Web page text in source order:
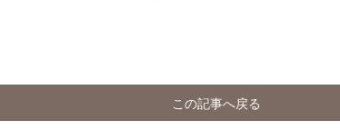
この記事へ戻る